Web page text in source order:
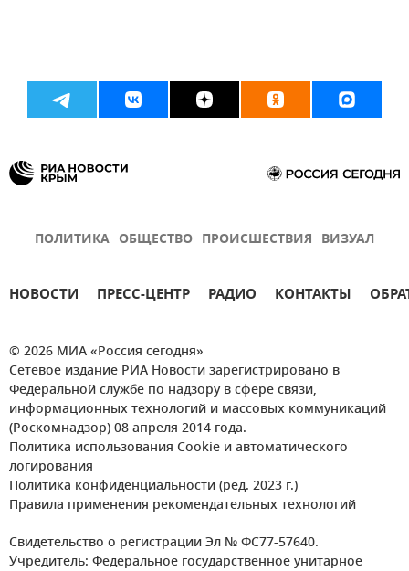
ПОЛИТИКА ОБЩЕСТВО ПРОИСШЕСТВИЯ ВИЗУАЛ
НОВОСТИ ПРЕСС-ЦЕНТР РАДИО КОНТАКТЫ
© 2026 МИА «Россия сегодня»
Сетевое издание РИА Новости зарегистрировано в
Федеральной службе по надзору в сфере связи,
информационных технологий и массовых коммуникаций
(Роскомнадзор) 08 апреля 2014 года.
Политика использования Cookie и автоматического
логирования
Политика конфиденциальности (ред. 2023 г.)
Правила применения рекомендательных технологий
Свидетельство о регистрации Эл № ФС77-57640.
Учредитель: Федеральное государственное унитарное